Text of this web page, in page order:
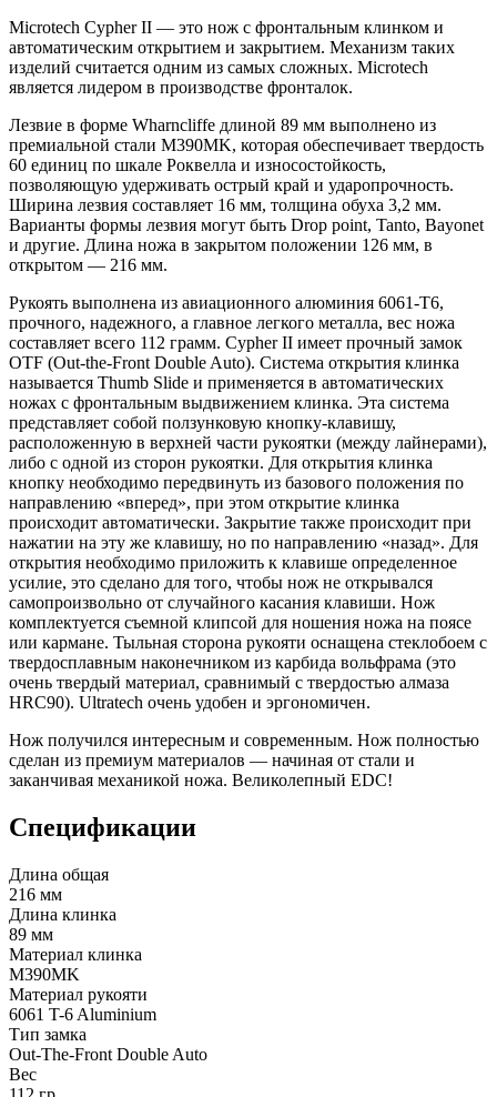
Microtech Cypher II — это нож с фронтальным клинком и
автоматическим открытием и закрытием. Механизм таких
изделий считается одним из самых сложных. Microtech
является лидером в производстве фронталок.
Лезвие в форме Wharncliffe длиной 89 мм выполнено из
премиальной стали M390MK, которая обеспечивает твердость
60 единиц по шкале Роквелла и износостойкость,
позволяющую удерживать острый край и ударопрочность.
Ширина лезвия составляет 16 мм, толщина обуха 3,2 мм.
Варианты формы лезвия могут быть Drop point, Tanto, Bayonet
и другие. Длина ножа в закрытом положении 126 мм, в
открытом — 216 мм.
Рукоять выполнена из авиационного алюминия 6061-T6,
прочного, надежного, а главное легкого металла, вес ножа
составляет всего 112 грамм. Cypher II имеет прочный замок
OTF (Out-the-Front Double Auto). Система открытия клинка
называется Thumb Slide и применяется в автоматических
ножах с фронтальным выдвижением клинка. Эта система
представляет собой ползунковую кнопку-клавишу,
расположенную в верхней части рукоятки (между лайнерами),
либо с одной из сторон рукоятки. Для открытия клинка
кнопку необходимо передвинуть из базового положения по
направлению «вперед», при этом открытие клинка
происходит автоматически. Закрытие также происходит при
нажатии на эту же клавишу, но по направлению «назад». Для
открытия необходимо приложить к клавише определенное
усилие, это сделано для того, чтобы нож не открывался
самопроизвольно от случайного касания клавиши. Нож
комплектуется съемной клипсой для ношения ножа на поясе
или кармане. Тыльная сторона рукояти оснащена стеклобоем с
твердосплавным наконечником из карбида вольфрама (это
очень твердый материал, сравнимый с твердостью алмаза
HRC90). Ultratech очень удобен и эргономичен.
Нож получился интересным и современным. Нож полностью
сделан из премиум материалов — начиная от стали и
заканчивая механикой ножа. Великолепный EDC!
Спецификации
Длина общая
216 мм
Длина клинка
89 мм
Материал клинка
M390MK
Материал рукояти
6061 T-6 Aluminium
Тип замка
Out-The-Front Double Auto
Вес